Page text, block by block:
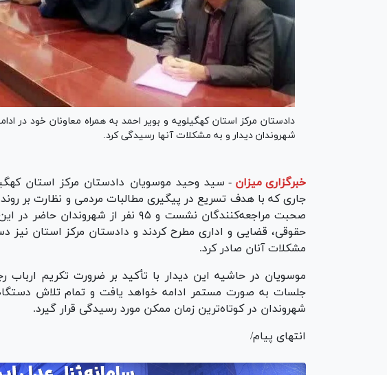
شهروندان دیدار و به مشکلات آنها رسیدگی کرد.
خبرگزاری میزان - سید وحید موسویان دادستان مرکز استان
جاری که با هدف تسریع در پیگیری مطالبات مردمی و نظارت بر
صحبت مراجعه‌کنندگان نشست و ۹۵ نفر از
حقوقی، قضایی و اداری مطرح کردند و دادستان مرکز استان نیز
مشکلات آنان صادر کرد.
موسویان در حاشیه این دیدار با تأکید بر ضرورت تکریم
جلسات به صورت مستمر ادامه خواهد یافت و تمام تلاش
شهروندان در کوتاه‌ترین زمان ممکن مورد رسیدگی قرار گیرد.
انتهای پیام/